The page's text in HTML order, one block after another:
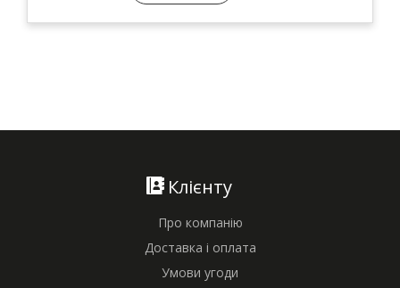
Клієнту
Про компанію
Доставка і оплата
Умови угоди